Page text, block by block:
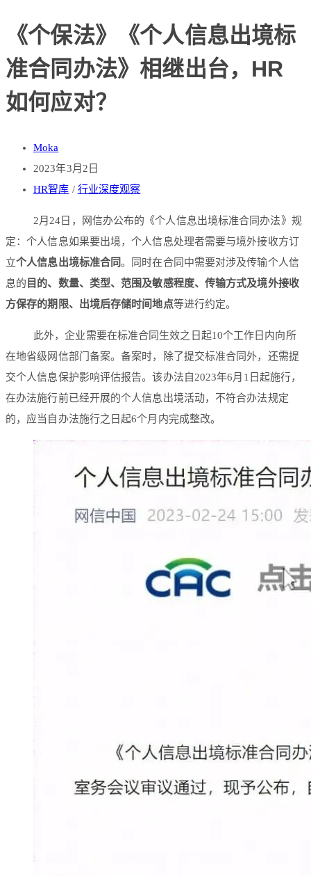
《个保法》《个人信息出境标
准合同办法》相继出台，HR
如何应对？
Moka
2023年3月2日
HR智库 / 行业深度观察
2月24日，网信办公布的《个人信息出境标准合同办法》规
定：个人信息如果要出境，个人信息处理者需要与境外接收方订
立个人信息出境标准合同。同时在合同中需要对涉及传输个人信
息的 目的、数量、类型、范围及敏感程度、传输方式及境外接收
方保存的期限、出境后存储时间地点等进行约定。
此外，企业需要在标准合同生效之日起10个工作日内向所
在地省级网信部门备案。备案时，除了提交标准合同外，还需提
交个人信息保护影响评估报告。该办法自2023年6月1日起施行，
在办法施行前已经开展的个人信息出境活动，不符合办法规定
的，应当自办法施行之日起6个月内完成整改。